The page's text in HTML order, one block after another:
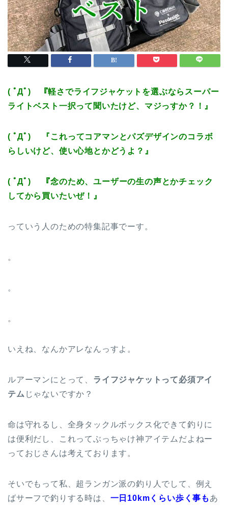
( ﾟДﾟ) 『軽さでライフジャケットを選ぶならスーパー
ライトベスト一択って聞いたけど、マジっすか？！』
( ﾟДﾟ) 『これってコアマンとパズデザインのコラボ
らしいけど、使い心地とかどうよ？』
( ﾟДﾟ) 『念のため、ユーザーの生の声とかチェック
してから買いたいぜ！』
っていう人のための特集記事でーす。
。
。
。
いえね、なんかアレなんっすよ。
ルアーマンにとって、 ライフジャケットって必須アイ
テム じゃないですか？
命は守れるし、全身タックルボックス化できて釣りに
は便利だし、これってぶっちゃけ神アイテムだよねー
っておじさんは考えております。
そいでもって私、超ランガン派の釣り人でして、例え
ばサーフで釣りする時は、 一日10kmくらい歩く事も あ